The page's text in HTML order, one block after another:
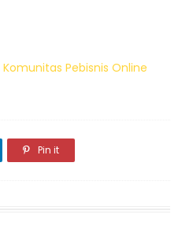
Komunitas Pebisnis Online
Pin it